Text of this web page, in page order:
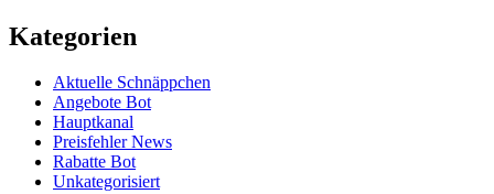
Kategorien
Aktuelle Schnäppchen
Angebote Bot
Hauptkanal
Preisfehler News
Rabatte Bot
Unkategorisiert